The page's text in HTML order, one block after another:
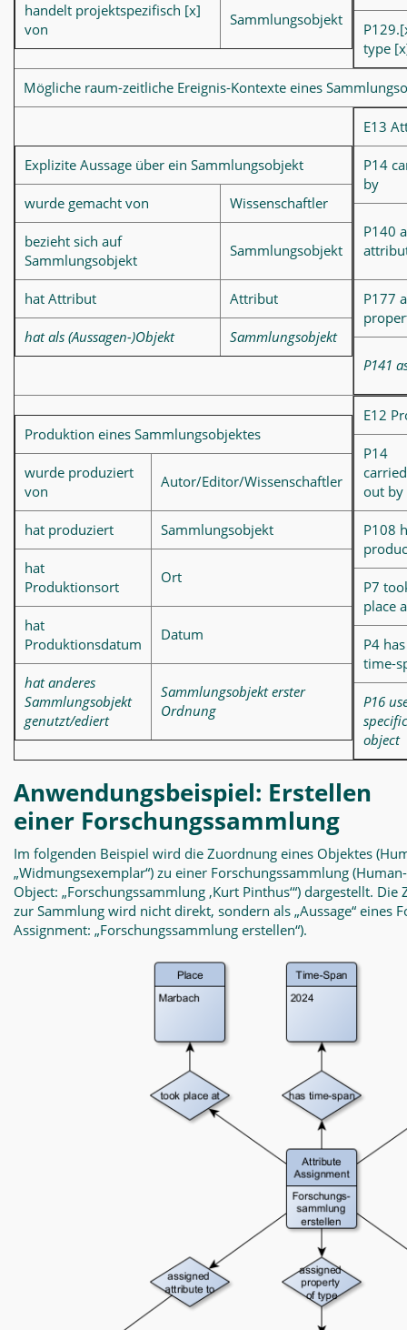
handelt projektspezifisch [x]
von
Sammlungsobjekt
type
Mögliche raum-zeitliche Ereignis-Kontexte eines
Explizite Aussage über ein Sammlungsobjekt
wurde gemacht von Wissenschaftler
bezieht sich auf
Sammlungsobjekt
Sammlungsobjekt
hat Attribut Attribut
hat als (Aussagen-)Objekt Sammlungsobjekt
E13
P14
by
P140
P177
P141
Produktion eines Sammlungsobjektes
wurde produziert
von
Autor/Editor/Wissenschaftler
hat produziert Sammlungsobjekt
hat
Produktionsort
Ort
hat
Produktionsdatum
Datum
hat anderes
Sammlungsobjekt
genutzt/ediert
Sammlungsobjekt erster
Ordnung
E12
P14
carried
out by
P108
P7
place
P4 has
time-
P16
specific
object
Anwendungsbeispiel: Erstellen
einer Forschungssammlung
Im folgenden Beispiel wird die Zuordnung eines Objektes
„Widmungsexemplar“) zu einer Forschungssammlung
Object: „Forschungssammlung ‚Kurt Pinthus‘“) dargestellt.
zur Sammlung wird nicht direkt, sondern als „Aussage“ eines
Assignment: „Forschungssammlung erstellen“).